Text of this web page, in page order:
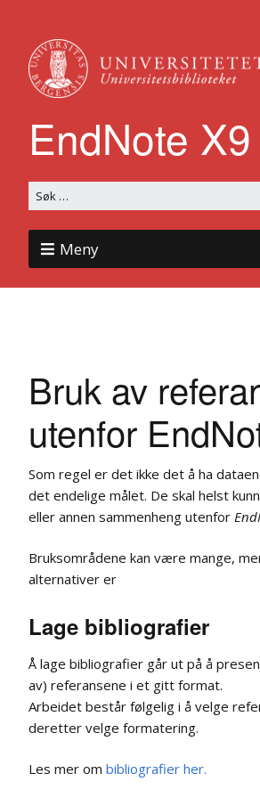
EndNote
Meny
Bruk av
utenfor
Som regel er det ikke det å ha
det endelige målet. De skal helst
eller annen sammenheng utenfor
Bruksområdene kan være mange,
alternativer er
Lage bibliografier
Å lage bibliografier går ut på å
av) referansene i et gitt format.
Arbeidet består følgelig i å velge
deretter velge formatering.
Les mer om bibliografier her.